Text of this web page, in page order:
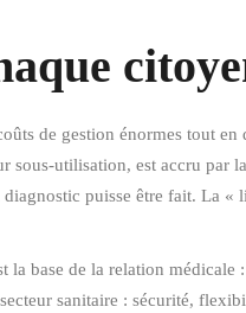
de gestion énormes tout
sous-utilisation, est accru
puisse être fait. La «
base de la relation médicale
sanitaire : sécurité,